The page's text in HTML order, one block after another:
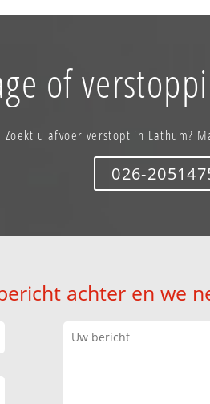
of
Zoekt u afvoer verstopt in Lathum?
026-
achter en we